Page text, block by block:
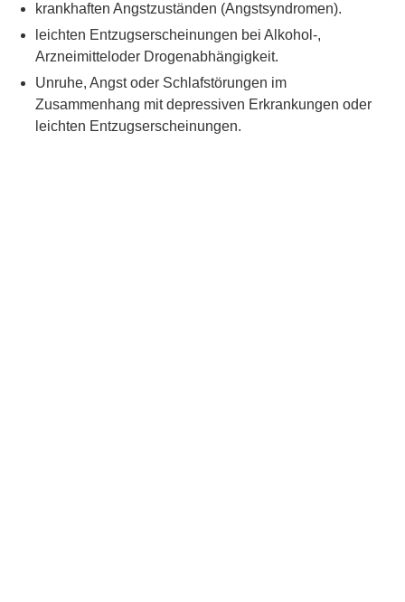
krankhaften Angstzuständen (Angstsyndromen).
leichten Entzugserscheinungen bei Alkohol-,
Arzneimitteloder Drogenabhängigkeit.
Unruhe, Angst oder Schlafstörungen im
Zusammenhang mit depressiven Erkrankungen oder
leichten Entzugserscheinungen.